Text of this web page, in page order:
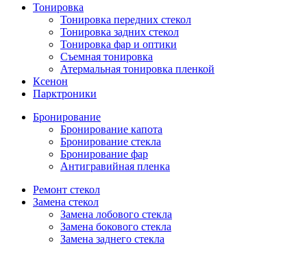
Тонировка
Тонировка передних стекол
Тонировка задних стекол
Тонировка фар и оптики
Съемная тонировка
Атермальная тонировка пленкой
Ксенон
Парктроники
Бронирование
Бронирование капота
Бронирование стекла
Бронирование фар
Антигравийная пленка
Ремонт стекол
Замена стекол
Замена лобового стекла
Замена бокового стекла
Замена заднего стекла